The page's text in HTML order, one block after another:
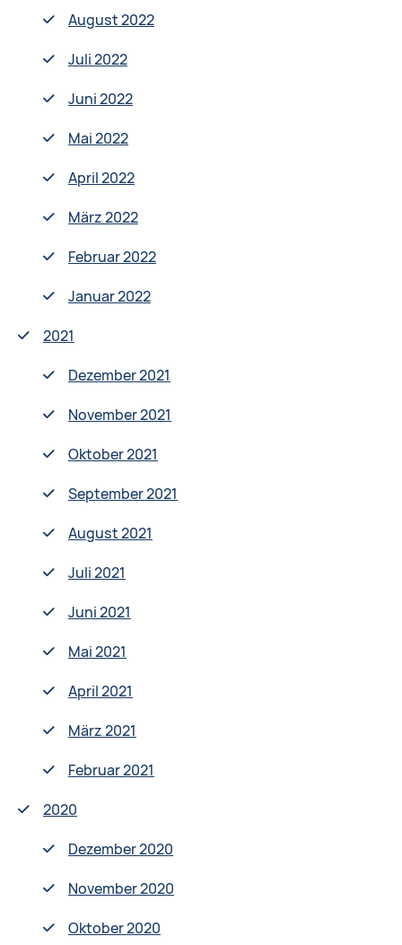
August 2022
Juli 2022
Juni 2022
Mai 2022
April 2022
März 2022
Februar 2022
Januar 2022
2021
Dezember 2021
November 2021
Oktober 2021
September 2021
August 2021
Juli 2021
Juni 2021
Mai 2021
April 2021
März 2021
Februar 2021
2020
Dezember 2020
November 2020
Oktober 2020